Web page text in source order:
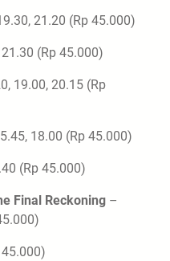
21.20 (Rp 45.000)
(Rp 45.000)
19.00, 20.15 (Rp
18.00 (Rp 45.000)
(Rp 45.000)
Final Reckoning –